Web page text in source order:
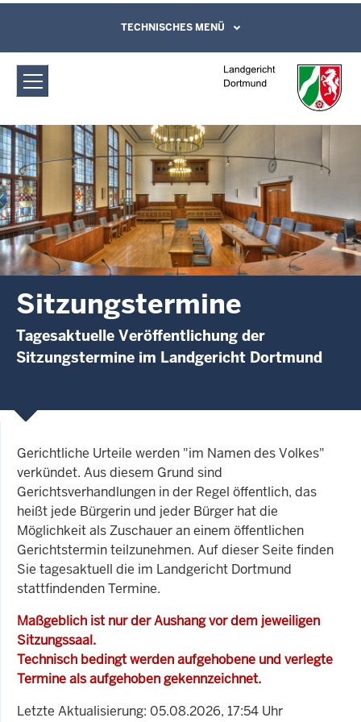
Landgericht Dortmund:
Sitzungstermine
Direkt zum Inhalt
Leichte Sprache, Gebärdensprachenvideo
und Kontaktformular
TECHNISCHES MENÜ
Sitzungstermine
Tagesaktuelle Veröffentlichung der
Sitzungstermine im Landgericht Dortmund
Gerichtliche Urteile werden "im Namen des Volkes"
verkündet. Aus diesem Grund sind
Gerichtsverhandlungen in der Regel öffentlich, das
heißt jede Bürgerin und jeder Bürger hat die
Möglichkeit als Zuschauer an einem öffentlichen
Gerichtstermin teilzunehmen. Auf dieser Seite finden
Sie tagesaktuell die im Landgericht Dortmund
stattfindenden Termine.
Maßgeblich ist nur der Aushang vor dem jeweiligen
Sitzungssaal.
Technisch bedingt werden aufgehobene und verlegte
Termine als aufgehoben gekennzeichnet.
Letzte Aktualisierung: 05.08.2026, 17:54 Uhr